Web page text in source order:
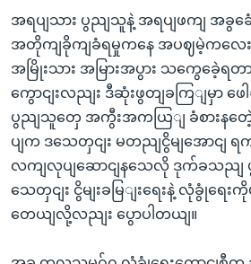
အရပျသား ပွညျသူနဲ့ အရပျဖကျ အ
အတိုကျခိုကျခံရမှုကနေ အပဈမဲ့ကလေးင
အမြိုးသား အမြားအပွား သကွေခေဲ့ရ
ကွောငျးလညျး ဒီဆုံးဖွတျခကြျမှာ ဖေါ
ပွညျသူတှေ အကွီးအကယြျ ခံစားနတေဲ့
ပျက ဒသေတှငျး မတညျငွိမျအောငျ
လကျလုပျဆောငျနသေလို ဒုက်ခသညျ
သေတှငျး ငွိမျးခမြျးရေးနဲ့ လုံခွုံရေ
တေယျလို့လညျး ပွောပါတယျ။